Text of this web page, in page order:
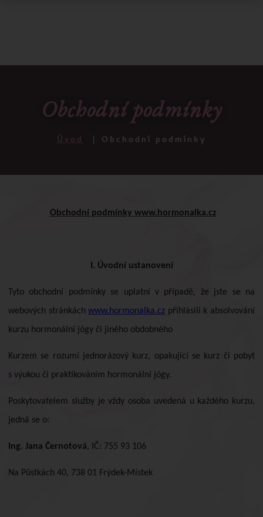
Obchodní podmínky
Úvod Obchodní podmínky
Obchodní podmínky www.hormonalka.cz
I. Úvodní ustanovení
Tyto obchodní podmínky se uplatní v případě, že jste se na
webových stránkáchwww.hormonalka.cz přihlásili k absolvování
kurzu hormonální jógy či jiného obdobného
Kurzem se rozumí jednorázový kurz, opakující se kurz či pobyt
s výukou či praktikováním hormonální jógy.
Poskytovatelem služby je vždy osoba uvedená u každého kurzu,
jedná se o:
Ing. Jana Černotová, IČ: 755 93 106
Na Půstkách 40, 738 01 Frýdek-Místek